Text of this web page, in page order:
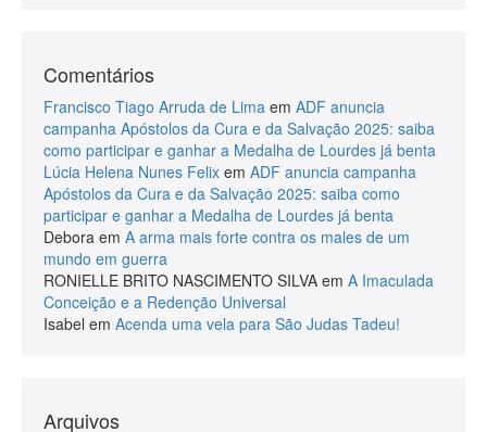
Comentários
Francisco Tiago Arruda de Lima em ADF anuncia
campanha Apóstolos da Cura e da Salvação 2025: saiba
como participar e ganhar a Medalha de Lourdes já benta
Lúcia Helena Nunes Felix em ADF anuncia campanha
Apóstolos da Cura e da Salvação 2025: saiba como
participar e ganhar a Medalha de Lourdes já benta
Debora em A arma mais forte contra os males de um
mundo em guerra
RONIELLE BRITO NASCIMENTO SILVA em A Imaculada
Conceição e a Redenção Universal
Isabel em Acenda uma vela para São Judas Tadeu!
Arquivos